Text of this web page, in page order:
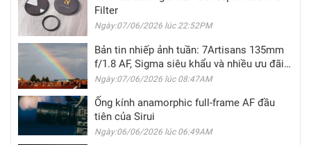
Filter
Ngày:07/06/2026 lúc 22:52PM
Bản tin nhiếp ảnh tuần: 7Artisans 135mm
f/1.8 AF, Sigma siêu khẩu và nhiều ưu đãi
hấp dẫn
Ngày:07/06/2026 lúc 08:47AM
Ống kính anamorphic full-frame AF đầu
tiên của Sirui
Ngày:06/06/2026 lúc 06:49AM